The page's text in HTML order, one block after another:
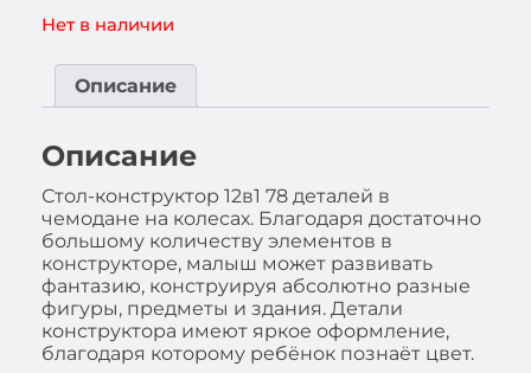
Нет в наличии
Описание
Описание
Стол-конструктор 12в1 78 деталей в
чемодане на колесах. Благодаря достаточно
большому количеству элементов в
конструкторе, малыш может развивать
фантазию, конструируя абсолютно разные
фигуры, предметы и здания. Детали
конструктора имеют яркое оформление,
благодаря которому ребёнок познаёт цвет.